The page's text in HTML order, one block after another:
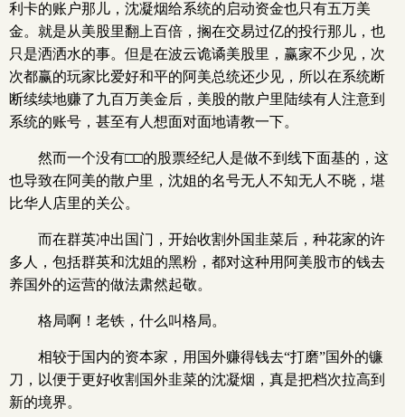
利卡的账户那儿，沈凝烟给系统的启动资金也只有五万美
金。就是从美股里翻上百倍，搁在交易过亿的投行那儿，也
只是洒洒水的事。但是在波云诡谲美股里，赢家不少见，次
次都赢的玩家比爱好和平的阿美总统还少见，所以在系统断
断续续地赚了九百万美金后，美股的散户里陆续有人注意到
系统的账号，甚至有人想面对面地请教一下。
然而一个没有□□的股票经纪人是做不到线下面基的，这
也导致在阿美的散户里，沈姐的名号无人不知无人不晓，堪
比华人店里的关公。
而在群英冲出国门，开始收割外国韭菜后，种花家的许
多人，包括群英和沈姐的黑粉，都对这种用阿美股市的钱去
养国外的运营的做法肃然起敬。
格局啊！老铁，什么叫格局。
相较于国内的资本家，用国外赚得钱去“打磨”国外的镰
刀，以便于更好收割国外韭菜的沈凝烟，真是把档次拉高到
新的境界。